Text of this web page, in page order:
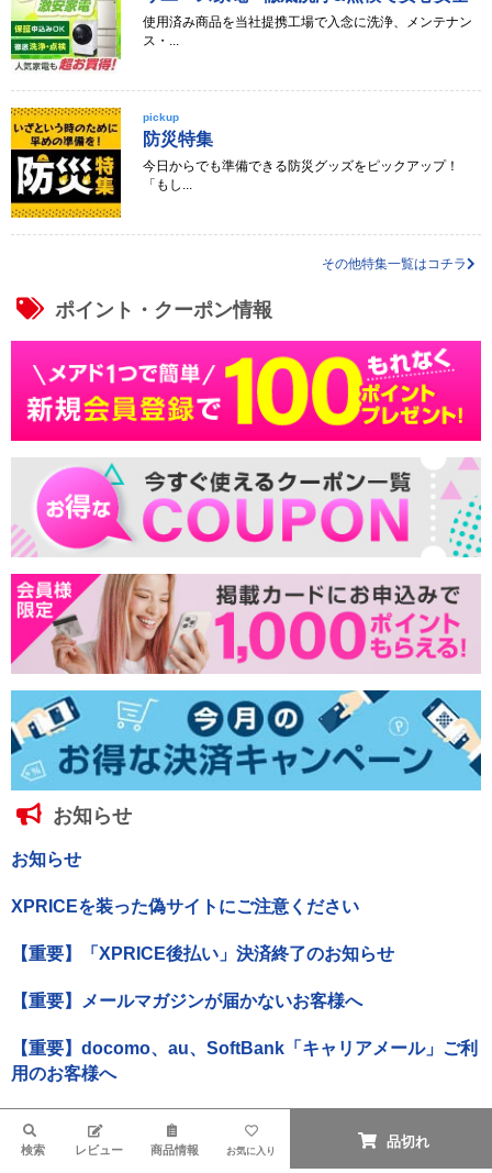
使用済み商品を当社提携工場で入念に洗浄、メンテナン
ス・...
pickup
防災特集
今日からでも準備できる防災グッズをピックアップ！
「もし...
その他特集一覧はコチラ
ポイント・クーポン情報
お知らせ
お知らせ
XPRICEを装った偽サイトにご注意ください
【重要】「XPRICE後払い」決済終了のお知らせ
【重要】メールマガジンが届かないお客様へ
【重要】docomo、au、SoftBank「キャリアメール」ご利
用のお客様へ
△このページの先頭へ
検索 レビュー 商品情報 お気に入り
品切れ